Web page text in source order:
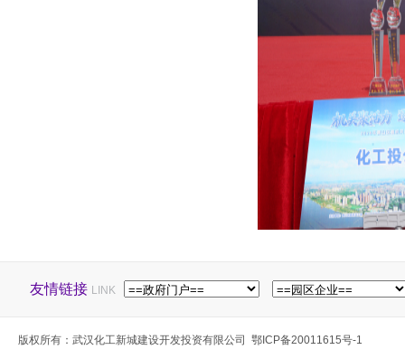
友情链接 LINK
版权所有：武汉化工新城建设开发投资有限公司 鄂ICP备20011615号-1